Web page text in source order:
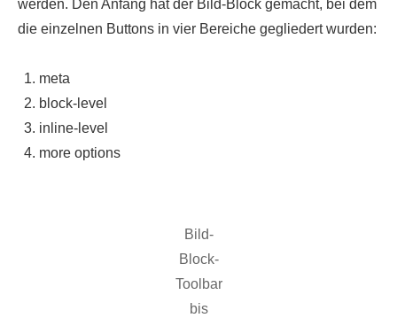
werden. Den Anfang hat der Bild-Block gemacht, bei dem
die einzelnen Buttons in vier Bereiche gegliedert wurden:
meta
block-level
inline-level
more options
Bild-
Block-
Toolbar
bis